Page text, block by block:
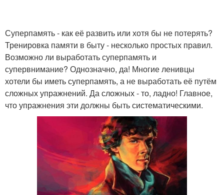
Суперпамять - как её развить или хотя бы не потерять?
Тренировка памяти в быту - несколько простых правил.
Возможно ли выработать суперпамять и
супервнимание? Однозначно, да! Многие ленивцы
хотели бы иметь суперпамять, а не выработать её путём
сложных упражнений. Да сложных - то, ладно! Главное,
что упражнения эти должны быть систематическими.